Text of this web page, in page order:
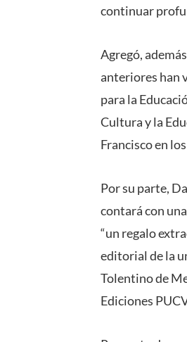
continuar
Agregó,
anteriores han
para la
Cultura y la
Francisco en
Por su parte,
contará con
“un regalo
editorial de la
Tolentino de
Ediciones